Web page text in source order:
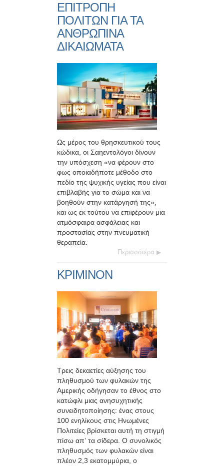
ΕΠΙΤΡΟΠΗ
ΠΟΛΙΤΩΝ ΓΙΑ ΤΑ
ΑΝΘΡΩΠΙΝΑ
ΔΙΚΑΙΩΜΑΤΑ
Ως μέρος του θρησκευτικού τους
κώδικα, οι Σαηεντολόγοι δίνουν
την υπόσχεση «να φέρουν στο
φως οποιαδήποτε μέθοδο στο
πεδίο της ψυχικής υγείας που είναι
επιβλαβής για το σώμα και να
βοηθούν στην κατάργησή της»,
και ως εκ τούτου να επιφέρουν μια
ατμόσφαιρα ασφάλειας και
προστασίας στην πνευματική
θεραπεία.
Περισσότερα
ΚΡΙΜΙΝΟΝ
Τρεις δεκαετίες αύξησης του
πληθυσμού των φυλακών της
Αμερικής οδήγησαν το έθνος στο
κατώφλι μιας ανησυχητικής
συνειδητοποίησης: ένας στους
100 ενηλίκους στις Ηνωμένες
Πολιτείες βρίσκεται αυτή τη στιγμή
πίσω απ’ τα σίδερα. Ο συνολικός
πληθυσμός των φυλακών είναι
πλέον 2,3 εκατομμύρια, ο